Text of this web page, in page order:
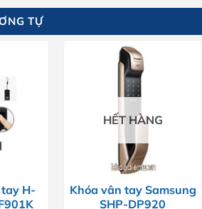
TỰ
H-
HẾT HÀNG
Khóa vân tay Samsung
SHP-DP920